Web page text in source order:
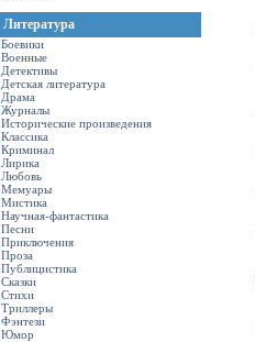
Литература
Боевики
Военные
Детективы
Детская литература
Драма
Журналы
Исторические произведения
Классика
Криминал
Лирика
Любовь
Мемуары
Мистика
Научная-фантастика
Песни
Приключения
Проза
Публицистика
Сказки
Стихи
Триллеры
Фэнтези
Юмор